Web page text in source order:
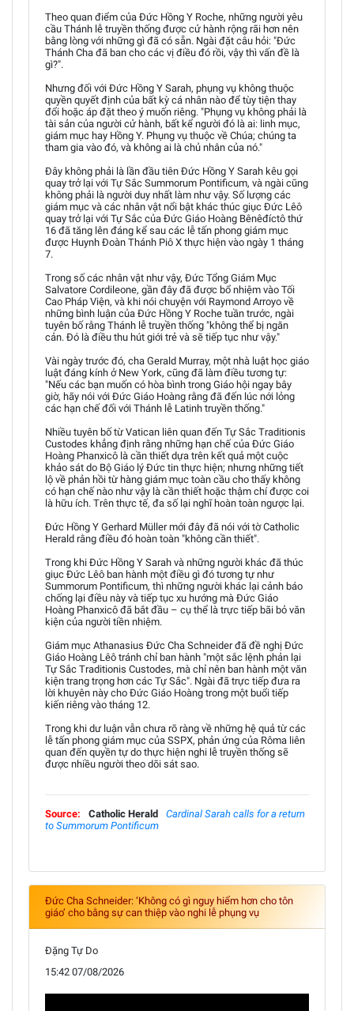
Theo quan điểm của Đức Hồng Y Roche, những người yêu
cầu Thánh lễ truyền thống được cử hành rộng rãi hơn nên
bằng lòng với những gì đã có sẵn. Ngài đặt câu hỏi: "Đức
Thánh Cha đã ban cho các vị điều đó rồi, vậy thì vấn đề là
gì?".
Nhưng đối với Đức Hồng Y Sarah, phụng vụ không thuộc
quyền quyết định của bất kỳ cá nhân nào để tùy tiện thay
đổi hoặc áp đặt theo ý muốn riêng. "Phụng vụ không phải là
tài sản của người cử hành, bất kể người đó là ai: linh mục,
giám mục hay Hồng Y. Phụng vụ thuộc về Chúa; chúng ta
tham gia vào đó, và không ai là chủ nhân của nó."
Đây không phải là lần đầu tiên Đức Hồng Y Sarah kêu gọi
quay trở lại với Tự Sắc Summorum Pontificum, và ngài cũng
không phải là người duy nhất làm như vậy. Số lượng các
giám mục và các nhân vật nổi bật khác thúc giục Đức Lêô
quay trở lại với Tự Sắc của Đức Giáo Hoàng Bênêđíctô thứ
16 đã tăng lên đáng kể sau các lễ tấn phong giám mục
được Huynh Đoàn Thánh Piô X thực hiện vào ngày 1 tháng
7.
Trong số các nhân vật như vậy, Đức Tổng Giám Mục
Salvatore Cordileone, gần đây đã được bổ nhiệm vào Tối
Cao Pháp Viện, và khi nói chuyện với Raymond Arroyo về
những bình luận của Đức Hồng Y Roche tuần trước, ngài
tuyên bố rằng Thánh lễ truyền thống "không thể bị ngăn
cản. Đó là điều thu hút giới trẻ và sẽ tiếp tục như vậy."
Vài ngày trước đó, cha Gerald Murray, một nhà luật học giáo
luật đáng kính ở New York, cũng đã làm điều tương tự:
"Nếu các bạn muốn có hòa bình trong Giáo hội ngay bây
giờ, hãy nói với Đức Giáo Hoàng rằng đã đến lúc nới lỏng
các hạn chế đối với Thánh lễ Latinh truyền thống."
Nhiều tuyên bố từ Vatican liên quan đến Tự Sắc Traditionis
Custodes khẳng định rằng những hạn chế của Đức Giáo
Hoàng Phanxicô là cần thiết dựa trên kết quả một cuộc
khảo sát do Bộ Giáo lý Đức tin thực hiện; nhưng những tiết
lộ về phản hồi từ hàng giám mục toàn cầu cho thấy không
có hạn chế nào như vậy là cần thiết hoặc thậm chí được coi
là hữu ích. Trên thực tế, đa số lại nghĩ hoàn toàn ngược lại.
Đức Hồng Y Gerhard Müller mới đây đã nói với tờ Catholic
Herald rằng điều đó hoàn toàn "không cần thiết".
Trong khi Đức Hồng Y Sarah và những người khác đã thúc
giục Đức Lêô ban hành một điều gì đó tương tự như
Summorum Pontificum, thì những người khác lại cảnh báo
chống lại điều này và tiếp tục xu hướng mà Đức Giáo
Hoàng Phanxicô đã bắt đầu – cụ thể là trực tiếp bãi bỏ văn
kiện của người tiền nhiệm.
Giám mục Athanasius Đức Cha Schneider đã đề nghị Đức
Giáo Hoàng Lêô tránh chỉ ban hành "một sắc lệnh phản lại
Tự Sắc Traditionis Custodes, mà chỉ nên ban hành một văn
kiện trang trọng hơn các Tự Sắc". Ngài đã trực tiếp đưa ra
lời khuyên này cho Đức Giáo Hoàng trong một buổi tiếp
kiến riêng vào tháng 12.
Trong khi dư luận vẫn chưa rõ ràng về những hệ quả từ các
lễ tấn phong giám mục của SSPX, phản ứng của Rôma liên
quan đến quyền tự do thực hiện nghi lễ truyền thống sẽ
được nhiều người theo dõi sát sao.
Source: Catholic Herald
Cardinal Sarah calls for a return
to Summorum Pontificum
Đức Cha Schneider: ‘Không có gì nguy hiểm hơn cho tôn
giáo’ cho bằng sự can thiệp vào nghi lễ phụng vụ
Đặng Tự Do
15:42 07/08/2026